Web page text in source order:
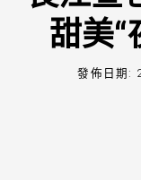
甜美“
發佈日期: